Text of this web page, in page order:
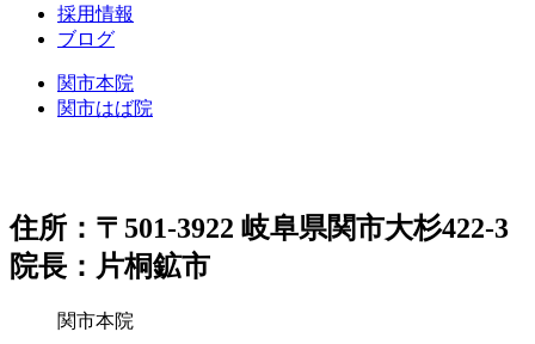
採用情報
ブログ
関市本院
関市はば院
住所：〒501-3922 岐阜県関市大杉422-3
院長：片桐鉱市
関市本院